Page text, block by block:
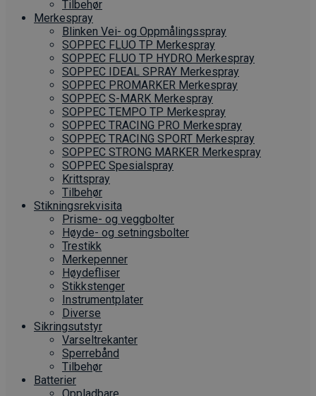
Tilbehør
Merkespray
Blinken Vei- og Oppmålingsspray
SOPPEC FLUO TP Merkespray
SOPPEC FLUO TP HYDRO Merkespray
SOPPEC IDEAL SPRAY Merkespray
SOPPEC PROMARKER Merkespray
SOPPEC S-MARK Merkespray
SOPPEC TEMPO TP Merkespray
SOPPEC TRACING PRO Merkespray
SOPPEC TRACING SPORT Merkespray
SOPPEC STRONG MARKER Merkespray
SOPPEC Spesialspray
Krittspray
Tilbehør
Stikningsrekvisita
Prisme- og veggbolter
Høyde- og setningsbolter
Trestikk
Merkepenner
Høydefliser
Stikkstenger
Instrumentplater
Diverse
Sikringsutstyr
Varseltrekanter
Sperrebånd
Tilbehør
Batterier